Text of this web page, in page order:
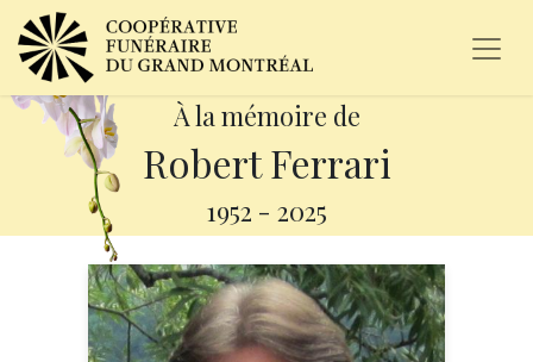
À la mémoire de
Robert Ferrari
1952 - 2025